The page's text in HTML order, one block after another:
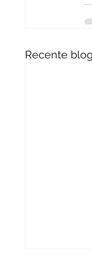
Recente